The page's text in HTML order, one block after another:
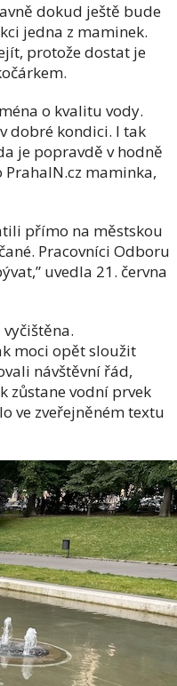
dokud ještě bude
jedna z maminek.
protože dostat je
o kvalitu vody.
dobré kondici. I tak
je popravdě v hodně
maminka,
přímo na městskou
Pracovníci Odboru
uvedla 21. června
moci opět sloužit
návštěvní řád,
zůstane vodní prvek
ve zveřejněném textu